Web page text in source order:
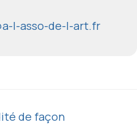
l-asso-de-l-art.fr
de façon